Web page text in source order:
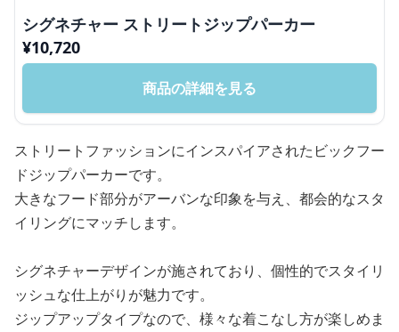
シグネチャー ストリートジップパーカー
¥10,720
商品の詳細を見る
ストリートファッションにインスパイアされたビックフー
ドジップパーカーです。
大きなフード部分がアーバンな印象を与え、都会的なスタ
イリングにマッチします。
シグネチャーデザインが施されており、個性的でスタイリ
ッシュな仕上がりが魅力です。
ジップアップタイプなので、様々な着こなし方が楽しめま